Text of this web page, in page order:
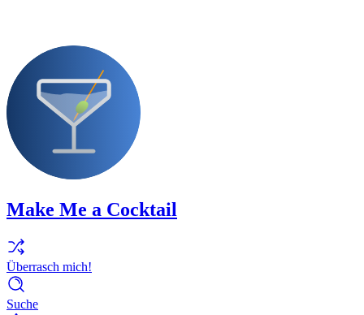
Make Me a Cocktail
Überrasch mich!
Suche